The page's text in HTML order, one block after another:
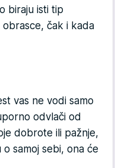
biraju isti tip
čak i kada
vas ne vodi samo
odvlači od
dobrote ili pažnje,
samoj sebi, ona će